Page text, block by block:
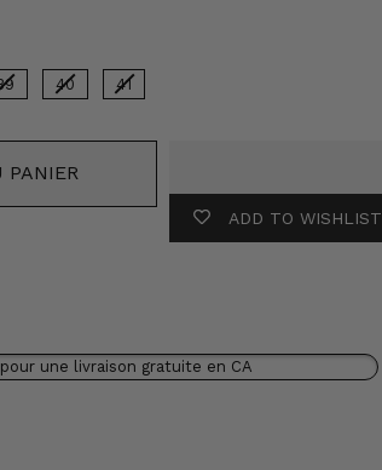
40 41
PANIER
ADD TO WISHLIST
une livraison gratuite en CA